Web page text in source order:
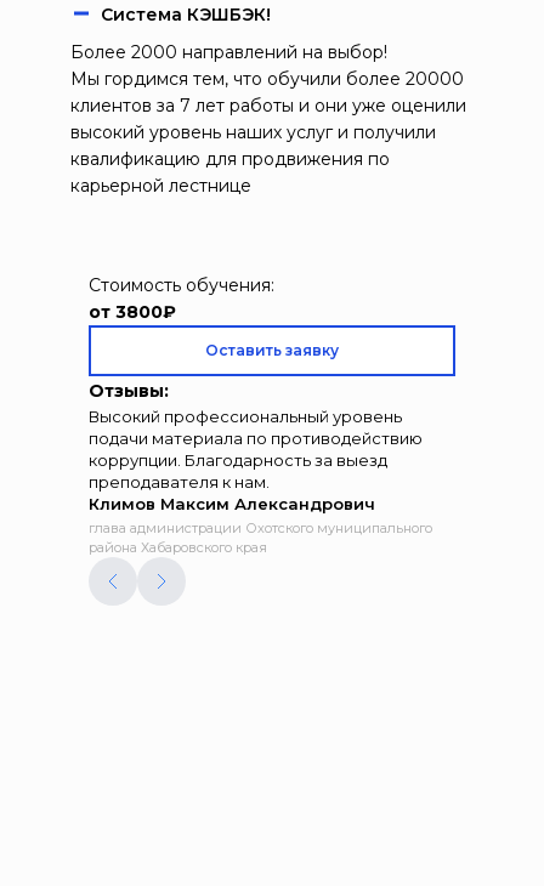
Система КЭШБЭК!
Более 2000 направлений на выбор!
Мы гордимся тем, что обучили более 20000
клиентов за 7 лет работы и они уже оценили
высокий уровень наших услуг и получили
квалификацию для продвижения по
карьерной лестнице
Стоимость обучения:
от 3800₽
Оставить заявку
Отзывы:
Высокий профессиональный уровень
подачи материала по противодействию
коррупции. Благодарность за выезд
преподавателя к нам.
Климов Максим Александрович
глава администрации Охотского муниципального
района Хабаровского края